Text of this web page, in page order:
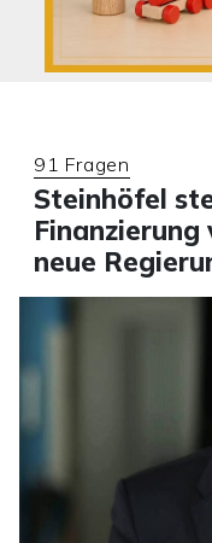
91 Fragen
Steinhöfel
Finanzierung
neue